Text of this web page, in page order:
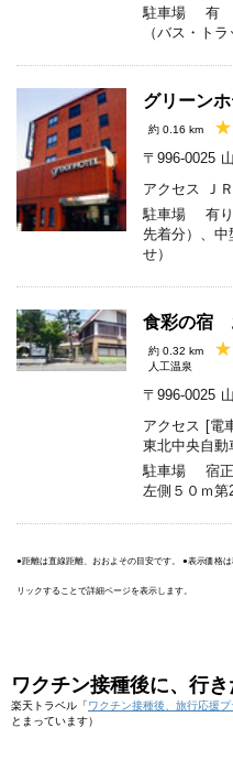
駐車場
有
（バス・ト
グリーン
約 0.16 km
〒996-0025
アクセス
Ｊ
駐車場
有
先着分）、中
せ）
食彩の宿
約 0.32 km
人工温泉
〒996-0025
アクセス [電
東北中央自
駐車場
宿
左側５０ｍ
●距離は直線距離、おおよその目安です。 ●表示価格
リックすることで詳細ページを表示します。
ワクチン接種後に、行
楽天トラベル「ワクチン接種後、旅行応援プ
とまっています）